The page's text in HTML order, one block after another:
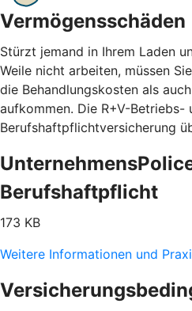
Vermögensschäden
Stürzt jemand in Ihrem Laden
Weile nicht arbeiten, müssen
die Behandlungskosten als
aufkommen. Die R+V-Betriebs-
Berufshaftpflichtversicherung
Berufshaftpflicht
173 KB
Weitere Informationen und